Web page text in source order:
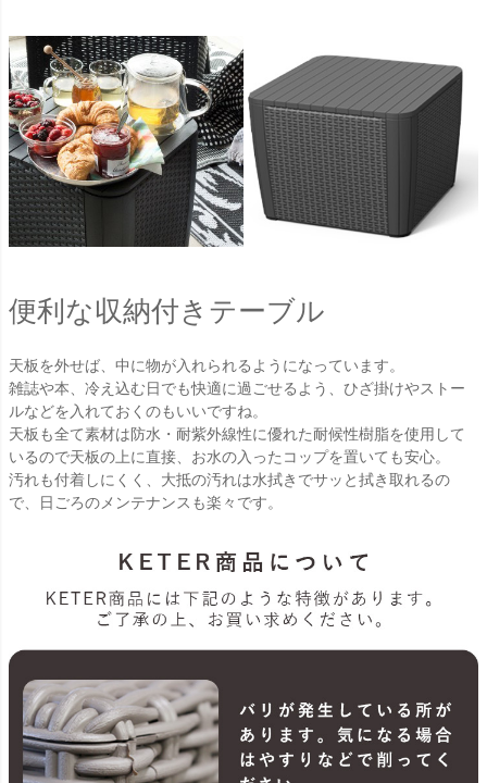
便利な収納付きテーブル
天板を外せば、中に物が入れられるようになっています。
雑誌や本、冷え込む日でも快適に過ごせるよう、ひざ掛けやストー
ルなどを入れておくのもいいですね。
天板も全て素材は防水・耐紫外線性に優れた耐候性樹脂を使用して
いるので天板の上に直接、お水の入ったコップを置いても安心。
汚れも付着しにくく、大抵の汚れは水拭きでサッと拭き取れるの
で、日ごろのメンテナンスも楽々です。